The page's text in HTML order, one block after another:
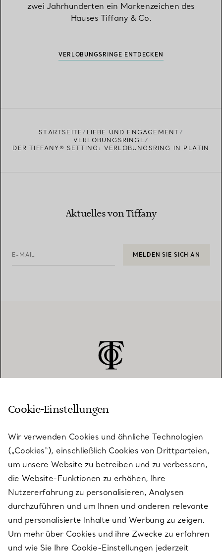
zwei Jahrhunderten ein Markenzeichen des
Hauses Tiffany & Co.
VERLOBUNGSRINGE ENTDECKEN
STARTSEITE
LIEBE UND ENGAGEMENT
VERLOBUNGSRINGE
DER TIFFANY® SETTING: VERLOBUNGSRING IN PLATIN
Aktuelles von Tiffany
E-MAIL MELDEN SIE SICH AN
KUNDENSERVICE
SERVICES
ÜBER TIFFANY & CO.
RECHTLICHE HINWEISE
Cookie-Einstellungen
Wir verwenden Cookies und ähnliche Technologien
(„Cookies“), einschließlich Cookies von Drittparteien,
um unsere Website zu betreiben und zu verbessern,
die Website-Funktionen zu erhöhen, Ihre
Nutzererfahrung zu personalisieren, Analysen
durchzuführen und um Ihnen und anderen relevante
und personalisierte Inhalte und Werbung zu zeigen.
Um mehr über Cookies und ihre Zwecke zu erfahren
und wie Sie Ihre Cookie-Einstellungen jederzeit